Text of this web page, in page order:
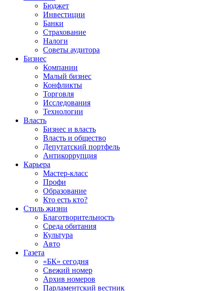
Бюджет
Инвестиции
Банки
Страхование
Налоги
Советы аудитора
Бизнес
Компании
Малый бизнес
Конфликты
Торговля
Исследования
Технологии
Власть
Бизнес и власть
Власть и общество
Депутатский портфель
Антикоррупция
Карьера
Мастер-класс
Профи
Образование
Кто есть кто?
Стиль жизни
Благотворительность
Среда обитания
Культура
Авто
Газета
«БК» сегодня
Свежий номер
Архив номеров
Парламентский вестник